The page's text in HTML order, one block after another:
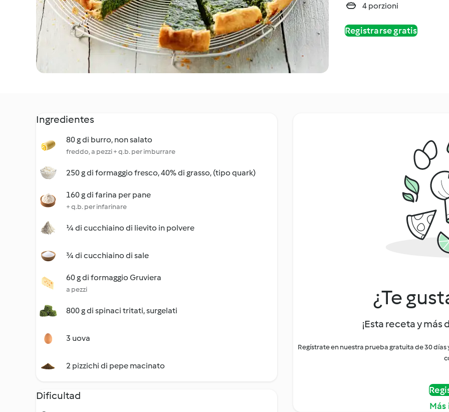
4 porzioni
Registrarse gratis
Ingredientes
80 g di burro, non salato
freddo, a pezzi + q.b. per imburrare
250 g di formaggio fresco, 40% di grasso, (tipo quark)
160 g di farina per pane
+ q.b. per infarinare
¼ di cucchiaino di lievito in polvere
¾ di cucchiaino di sale
60 g di formaggio Gruviera
a pezzi
800 g di spinaci tritati, surgelati
3 uova
2 pizzichi di pepe macinato
Dificultad
¿Te
¡Esta receta y más
Regístrate en nuestra prueba gratuita de 30